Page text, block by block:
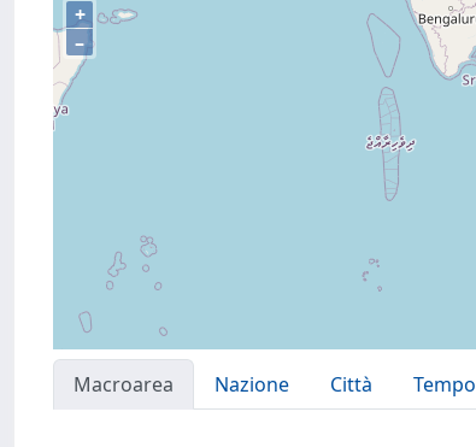
+
–
Macroarea Nazione Città
Tempo